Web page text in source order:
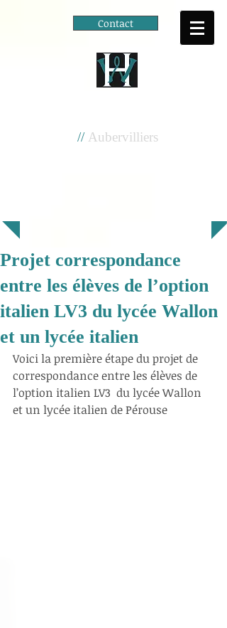
Contact
//Aubervilliers
Projet correspondance
entre les élèves de l’option
italien LV3 du lycée Wallon
et un lycée italien
Voici la première étape du projet de
correspondance entre les élèves de
l’option italien LV3  du lycée Wallon
et un lycée italien de Pérouse